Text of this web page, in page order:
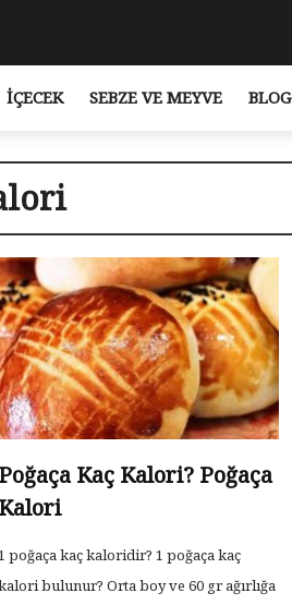
İÇECEK SEBZE VE MEYVE BLOG
Poğaça Kaç Kalori? Poğaça
Kalori
poğaça kaç kaloridir? 1 poğaça kaç
bulunur? Orta boy ve 60 gr ağırlığa